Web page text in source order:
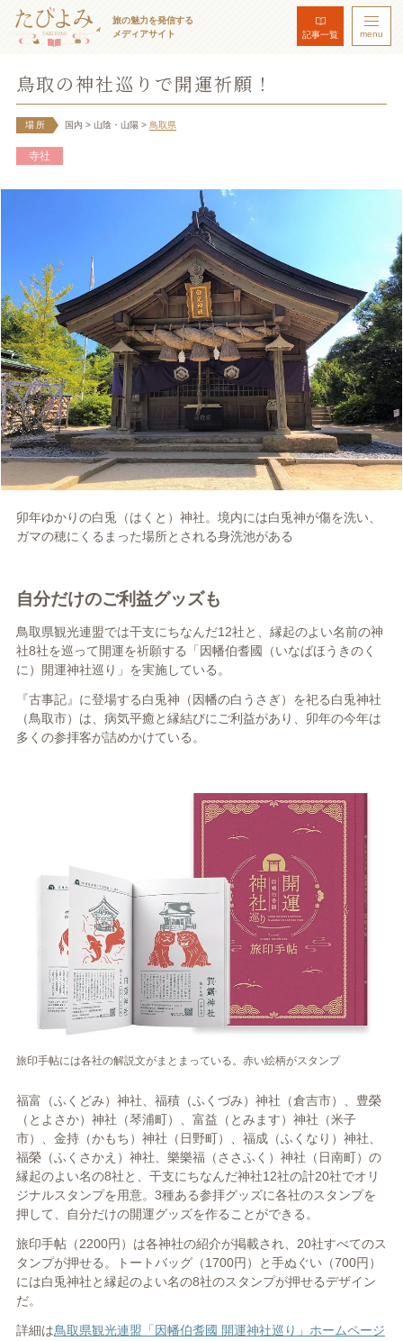
旅の魅力を発信する
メディアサイト
記事一覧 menu
鳥取の神社巡りで開運祈願！
場所 国内 > 山陰・山陽 > 鳥取県
寺社
卯年ゆかりの白兎（はくと）神社。境内には白兎神が傷を洗い、
ガマの穂にくるまった場所とされる身洗池がある
自分だけのご利益グッズも
鳥取県観光連盟では干支にちなんだ12社と、縁起のよい名前の神
社8社を巡って開運を祈願する「因幡伯耆國（いなばほうきのく
に）開運神社巡り」を実施している。
『古事記』に登場する白兎神（因幡の白うさぎ）を祀る白兎神社
（鳥取市）は、病気平癒と縁結びにご利益があり、卯年の今年は
多くの参拝客が詰めかけている。
旅印手帖には各社の解説文がまとまっている。赤い絵柄がスタンプ
福富（ふくどみ）神社、福積（ふくづみ）神社（倉吉市）、豊榮
（とよさか）神社（琴浦町）、富益（とみます）神社（米子
市）、金持（かもち）神社（日野町）、福成（ふくなり）神社、
福榮（ふくさかえ）神社、樂樂福（ささふく）神社（日南町）の
縁起のよい名の8社と、干支にちなんだ神社12社の計20社でオリ
ジナルスタンプを用意。3種ある参拝グッズに各社のスタンプを
押して、自分だけの開運グッズを作ることができる。
旅印手帖（2200円）は各神社の紹介が掲載され、20社すべてのス
タンプが押せる。トートバッグ（1700円）と手ぬぐい（700円）
には白兎神社と縁起のよい名の8社のスタンプが押せるデザイン
だ。
詳細は鳥取県観光連盟「因幡伯耆國 開運神社巡り」ホームページ